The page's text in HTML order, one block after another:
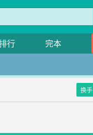
行 完本
换手